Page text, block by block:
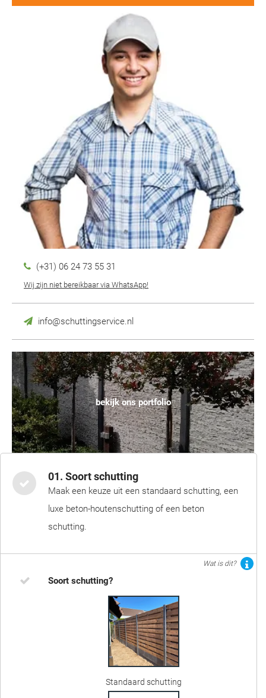
(+31) 06 24 73 55 31
Wij zijn niet bereikbaar via WhatsApp!
info@schuttingservice.nl
bekijk ons portfolio
01. Soort schutting
Maak een keuze uit een standaard schutting, een
luxe beton-houtenschutting of een beton
schutting.
Wat is dit?
Soort schutting?
Standaard schutting